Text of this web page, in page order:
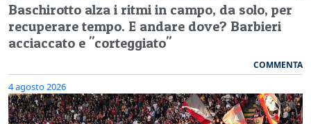
Baschirotto alza i ritmi in campo, da solo, per
recuperare tempo. E andare dove? Barbieri
acciaccato e "corteggiato"
COMMENTA
4 agosto 2026